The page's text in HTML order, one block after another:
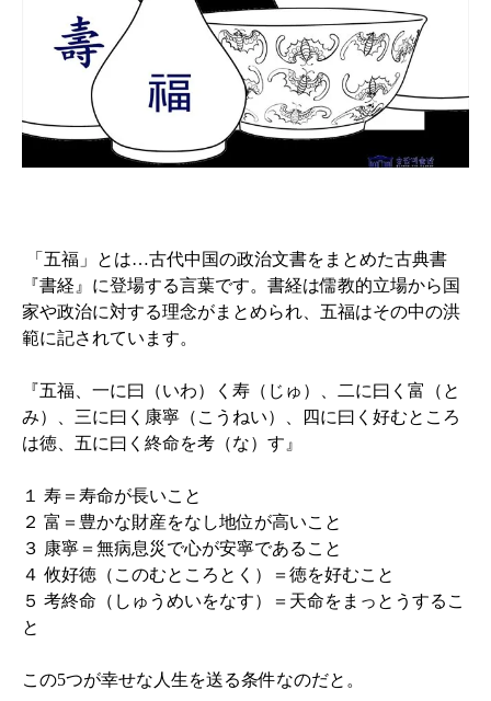
「五福」とは…古代中国の政治文書をまとめた古典書
『書経』に登場する言葉です。書経は儒教的立場から国
家や政治に対する理念がまとめられ、五福はその中の洪
範に記されています。
『五福、一に曰（いわ）く寿（じゅ）、二に曰く富（と
み）、三に曰く康寧（こうねい）、四に曰く好むところ
は徳、五に曰く終命を考（な）す』
１ 寿＝寿命が長いこと
２ 富＝豊かな財産をなし地位が高いこと
３ 康寧＝無病息災で心が安寧であること
４ 攸好徳（このむところとく）＝徳を好むこと
５ 考終命（しゅうめいをなす）＝天命をまっとうするこ
と
この5つが幸せな人生を送る条件なのだと。